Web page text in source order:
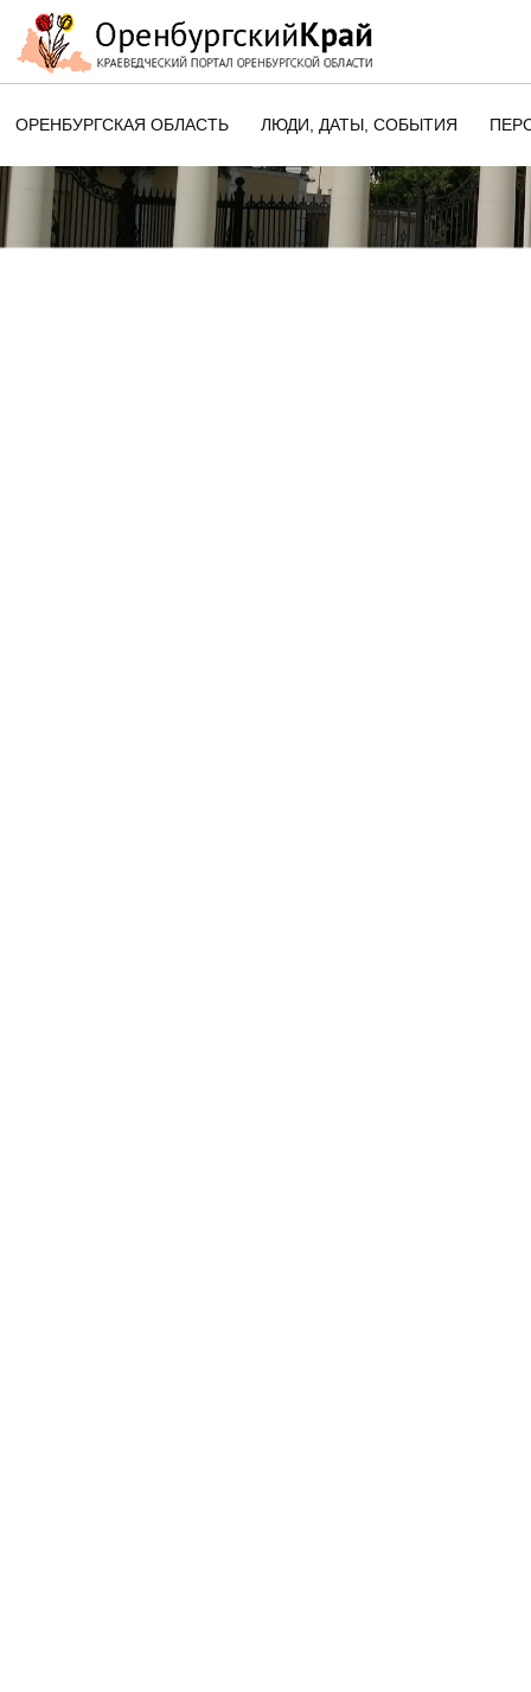
ОРЕНБУРГСКАЯ ОБЛАСТЬ ЛЮДИ, ДАТЫ, CОБЫТИЯ
ЭТОТ ДЕНЬ В ИСТОРИИ
ОРЕНБУРГСКОГО КРАЯ
ПАМЯТНЫЕ ДАТЫ